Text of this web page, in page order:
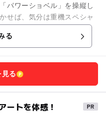
パワーショベル」を操縦し
せば、気分は重機スペシャ
選択できるため、子どもも
る
る
ートを体感！